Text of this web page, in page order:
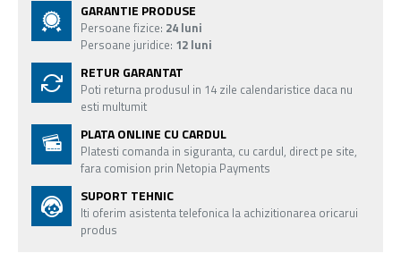
GARANTIE PRODUSE
Persoane fizice: 24 luni
Persoane juridice: 12 luni
RETUR GARANTAT
Poti returna produsul in 14 zile calendaristice daca nu
esti multumit
PLATA ONLINE CU CARDUL
Platesti comanda in siguranta, cu cardul, direct pe site,
fara comision prin Netopia Payments
SUPORT TEHNIC
Iti oferim asistenta telefonica la achizitionarea oricarui
produs